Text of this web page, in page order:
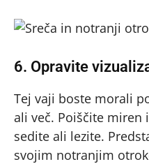
6. Opravite
Tej vaji boste morali
ali več. Poiščite
sedite ali lezite.
svojim notranjim